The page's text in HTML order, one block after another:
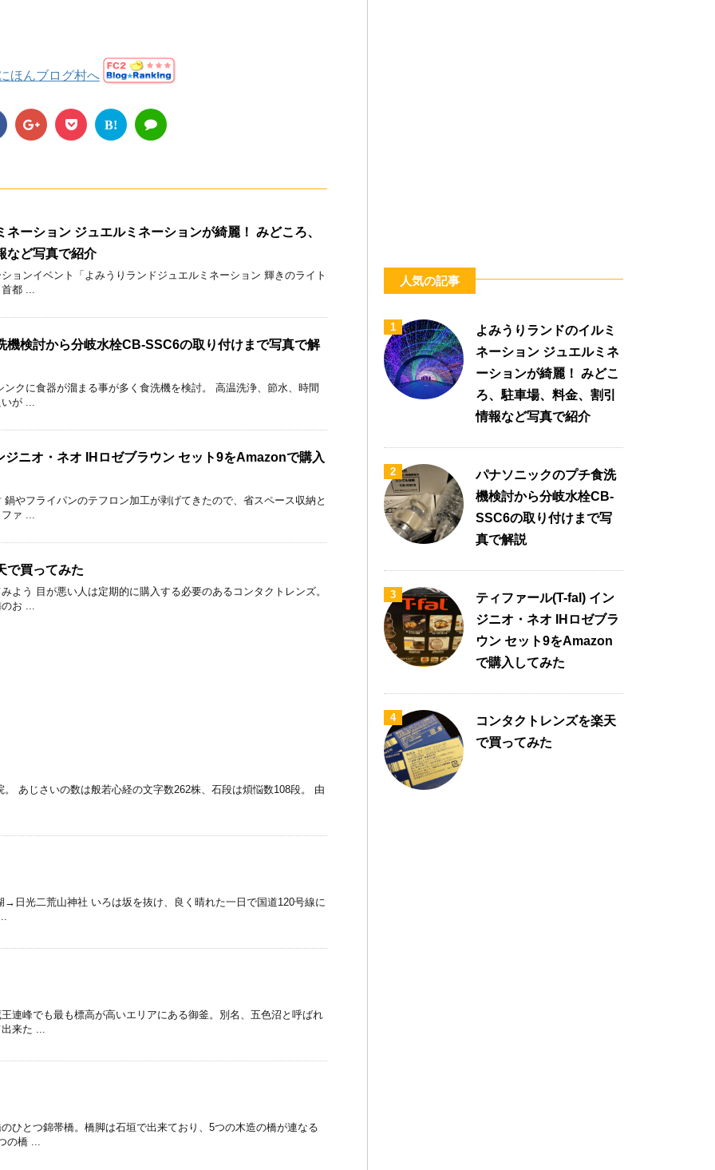
B!
ーション ジュエルミネーションが綺麗！ みどころ、
など写真で紹介
ョンイベント「よみうりランドジュエルミネーション 輝きのライト
都 ...
機検討から分岐水栓CB-SSC6の取り付けまで写真で解
クに食器が溜まる事が多く食洗機を検討。 高温洗浄、節水、時間
が ...
ジニオ・ネオ IHロゼブラウン セット9をAmazonで購入
やフライパンのテフロン加工が剥げてきたので、省スペース収納と
ァ ...
で買ってみた
よう 目が悪い人は定期的に購入する必要のあるコンタクトレンズ。
お ...
あじさいの数は般若心経の文字数262株、石段は煩悩数108段。 由
日光二荒山神社 いろは坂を抜け、良く晴れた一日で国道120号線に
連峰でも最も標高が高いエリアにある御釜。別名、五色沼と呼ばれ
来た ...
ひとつ錦帯橋。橋脚は石垣で出来ており、5つの木造の橋が連なる
の橋 ...
人気の記事
1
よみうりランドのイルミ
ネーション ジュエルミネ
ーションが綺麗！ みどこ
ろ、駐車場、料金、割引
情報など写真で紹介
2
パナソニックのプチ食洗
機検討から分岐水栓CB-
SSC6の取り付けまで写
真で解説
3
ティファール(T-fal) イン
ジニオ・ネオ IHロゼブラ
ウン セット9をAmazon
で購入してみた
4
コンタクトレンズを楽天
で買ってみた